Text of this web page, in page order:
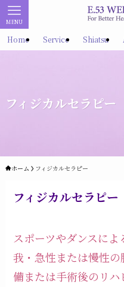
MENU
Home Service Shiatsu
フィジカルセラピー
ホーム フィジカルセラピー
フィジカルセラピー
スポーツやダンスに
我・急性または慢性
備または手術後のリ